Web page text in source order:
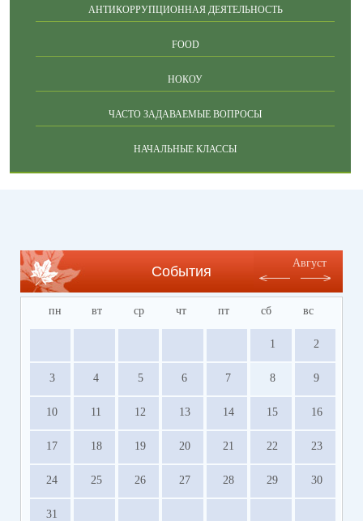
АНТИКОРРУПЦИОННАЯ ДЕЯТЕЛЬНОСТЬ
FOOD
НОКОУ
ЧАСТО ЗАДАВАЕМЫЕ ВОПРОСЫ
НАЧАЛЬНЫЕ КЛАССЫ
События
Август
пн вт ср чт пт сб вс
1 2
3 4 5 6 7 8 9
10 11 12 13 14 15 16
17 18 19 20 21 22 23
24 25 26 27 28 29 30
31